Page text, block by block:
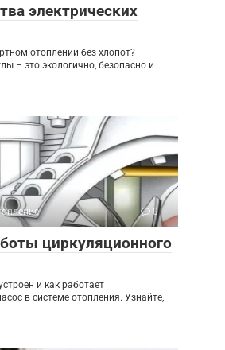
электрических
отоплении без хлопот?
– это экологично, безопасно и
0
циркуляционного
и как работает
в системе отопления. Узнайте,